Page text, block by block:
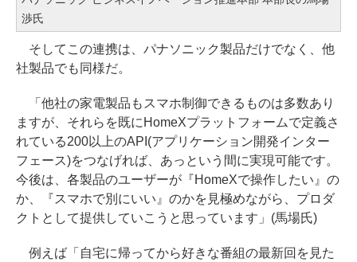
渉氏
そしてこの連携は、パナソニック製品だけでなく、他
社製品でも同様だ。
「他社の家電製品もスマホ制御できるものは多数あり
ますが、それらを既にHomeXプラットフォームで定義さ
れている200以上のAPI(アプリケーション開発インター
フェース)をつなげれば、あっという間に実現可能です。
今後は、各製品のユーザーが『HomeXで操作したい』の
か、『スマホで別にいい』のかを見極めながら、プロダ
クトとして提供していこうと思っています」(馬場氏)
例えば「自宅に帰ってから好きな番組の最新回を見た